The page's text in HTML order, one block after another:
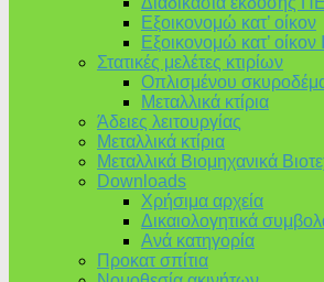
Εξοικονομώ κατ’ οίκoν
Εξοικονομώ κατ’ οίκον II
Στατικές μελέτες κτιρίων
Οπλισμένου
Μεταλλικά κτίρια
Άδειες λειτουργίας
Μεταλλικά κτίρια
Μεταλλικά Βιομηχανικά
Downloads
Χρήσιμα αρχεία
Δικαιολογητικά
Ανά κατηγορία
Προκατ σπίτια